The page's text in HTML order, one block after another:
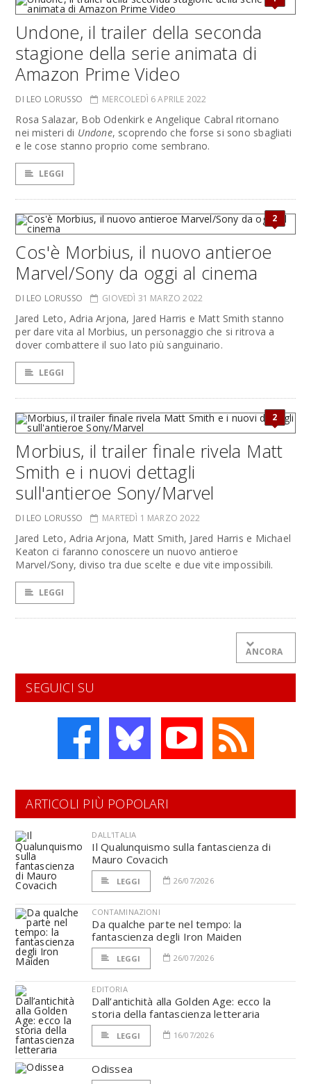
Undone, il trailer della seconda
stagione della serie animata di
Amazon Prime Video
DI LEO LORUSSO MERCOLEDÌ 6 APRILE 2022
Rosa Salazar, Bob Odenkirk e Angelique Cabral ritornano
nei misteri di Undone, scoprendo che forse si sono sbagliati
e le cose stanno proprio come sembrano.
LEGGI
2
Cos'è Morbius, il nuovo antieroe
Marvel/Sony da oggi al cinema
DI LEO LORUSSO GIOVEDÌ 31 MARZO 2022
Jared Leto, Adria Arjona, Jared Harris e Matt Smith stanno
per dare vita al Morbius, un personaggio che si ritrova a
dover combattere il suo lato più sanguinario.
LEGGI
2
Morbius, il trailer finale rivela Matt
Smith e i nuovi dettagli
sull'antieroe Sony/Marvel
DI LEO LORUSSO MARTEDÌ 1 MARZO 2022
Jared Leto, Adria Arjona, Matt Smith, Jared Harris e Michael
Keaton ci faranno conoscere un nuovo antieroe
Marvel/Sony, diviso tra due scelte e due vite impossibili.
LEGGI
ANCORA
SEGUICI SU
ARTICOLI PIÙ POPOLARI
DALL'ITALIA
Il Qualunquismo sulla fantascienza di
Mauro Covacich
LEGGI 26/07/2026
CONTAMINAZIONI
Da qualche parte nel tempo: la
fantascienza degli Iron Maiden
LEGGI 26/07/2026
EDITORIA
Dall’antichità alla Golden Age: ecco la
storia della fantascienza letteraria
LEGGI 16/07/2026
Odissea